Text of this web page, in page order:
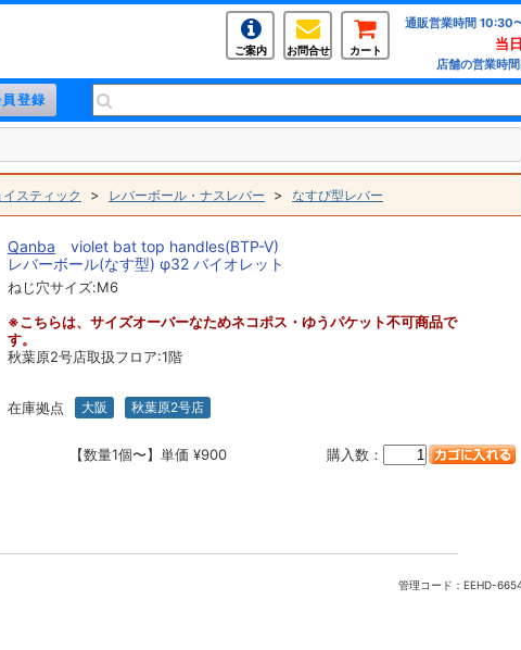
ご案内 お問合せ カート
通販営業時間 10:30
当
店舗の営業時
イスティック > レバーボール・ナスレバー > なすび型レバー
Qanba violet bat top handles(BTP-V)
レバーボール(なす型) φ32 バイオレット
ねじ穴サイズ:M6
※こちらは、サイズオーバーなためネコポス・ゆうパケット不可商品で
す。
秋葉原2号店取扱フロア:1階
在庫拠点 大阪 秋葉原2号店
【数量1個〜】単価 ¥900 購入数：
管理コード： EEHD-